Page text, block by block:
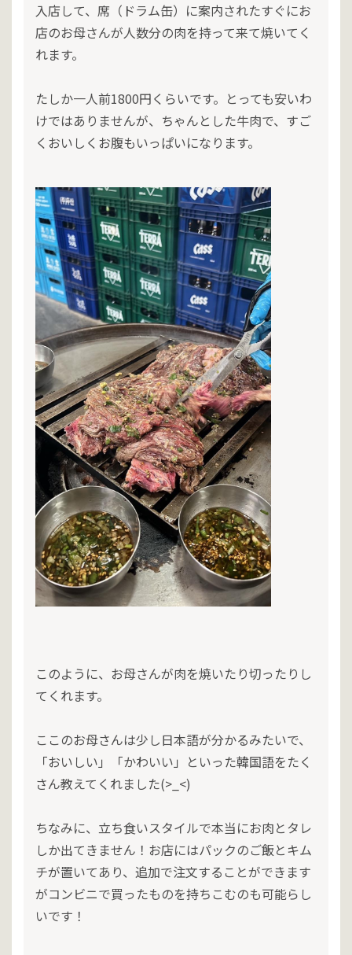
入店して、席（ドラム缶）に案内されたすぐにお
店のお母さんが人数分の肉を持って来て焼いてく
れます。
たしか一人前1800円くらいです。とっても安いわ
けではありませんが、ちゃんとした牛肉で、すご
くおいしくお腹もいっぱいになります。
このように、お母さんが肉を焼いたり切ったりし
てくれます。
ここのお母さんは少し日本語が分かるみたいで、
「おいしい」「かわいい」といった韓国語をたく
さん教えてくれました(>_<)
ちなみに、立ち食いスタイルで本当にお肉とタレ
しか出てきません！お店にはパックのご飯とキム
チが置いてあり、追加で注文することができます
がコンビニで買ったものを持ちこむのも可能らし
いです！